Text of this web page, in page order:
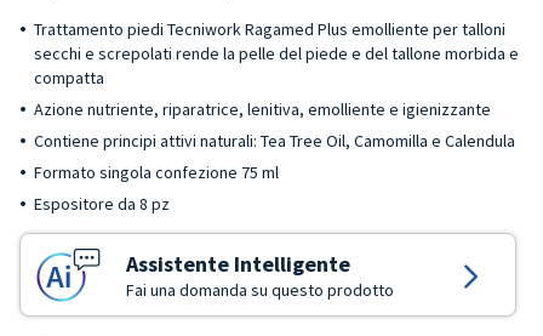
Trattamento piedi Tecniwork Ragamed Plus emolliente per talloni
secchi e screpolati rende la pelle del piede e del tallone morbida e
compatta
Azione nutriente, riparatrice, lenitiva, emolliente e igienizzante
Contiene principi attivi naturali: Tea Tree Oil, Camomilla e Calendula
Formato singola confezione 75 ml
Espositore da 8 pz
Assistente Intelligente
Fai una domanda su questo prodotto